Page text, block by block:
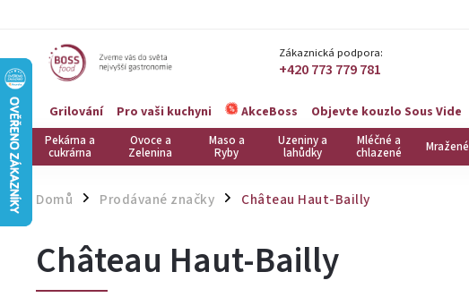
Zákaznická podpora:
+420 773 779 781
Grilování Pro vaši kuchyni AkceBoss Objevte kouzlo Sous Vide
Pekárna a
cukrárna
Ovoce a
Zelenina
Maso a
Ryby
Uzeniny a
lahůdky
Mléčné a
chlazené Mražené
Domů / Prodávané značky / Château Haut-Bailly
Château Haut-Bailly